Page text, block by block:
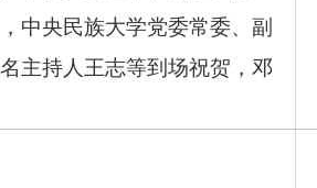
中央民族大学党委常委、副
主持人王志等到场祝贺，邓